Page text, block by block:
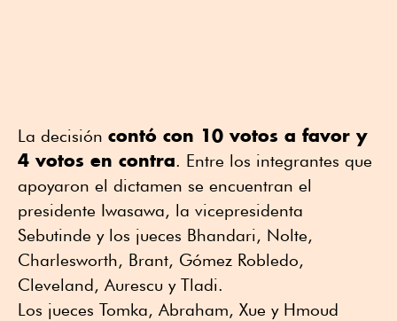
La decisión contó con 10 votos a favor y
4 votos en contra. Entre los integrantes que
apoyaron el dictamen se encuentran el
presidente Iwasawa, la vicepresidenta
Sebutinde y los jueces Bhandari, Nolte,
Charlesworth, Brant, Gómez Robledo,
Cleveland, Aurescu y Tladi.
Los jueces Tomka, Abraham, Xue y Hmoud